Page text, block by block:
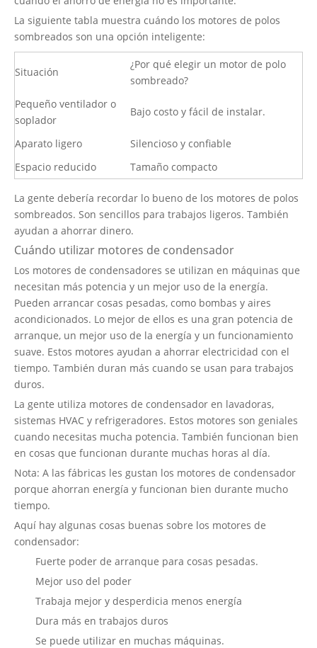
La siguiente tabla muestra cuándo los motores de polos
sombreados son una opción inteligente:
Situación
¿Por qué elegir un motor de polo
sombreado?
Pequeño ventilador o
soplador
Bajo costo y fácil de instalar.
Aparato ligero
Silencioso y confiable
Espacio reducido
Tamaño compacto
La gente debería recordar lo bueno de los motores de polos
sombreados. Son sencillos para trabajos ligeros. También
ayudan a ahorrar dinero.
Cuándo utilizar motores de condensador
Los motores de condensadores se utilizan en máquinas que
necesitan más potencia y un mejor uso de la energía.
Pueden arrancar cosas pesadas, como bombas y aires
acondicionados. Lo mejor de ellos es una gran potencia de
arranque, un mejor uso de la energía y un funcionamiento
suave. Estos motores ayudan a ahorrar electricidad con el
tiempo. También duran más cuando se usan para trabajos
duros.
La gente utiliza motores de condensador en lavadoras,
sistemas HVAC y refrigeradores. Estos motores son geniales
cuando necesitas mucha potencia. También funcionan bien
en cosas que funcionan durante muchas horas al día.
Nota: A las fábricas les gustan los motores de condensador
porque ahorran energía y funcionan bien durante mucho
tiempo.
Aquí hay algunas cosas buenas sobre los motores de
condensador:
Fuerte poder de arranque para cosas pesadas.
Mejor uso del poder
Trabaja mejor y desperdicia menos energía
Dura más en trabajos duros
Se puede utilizar en muchas máquinas.